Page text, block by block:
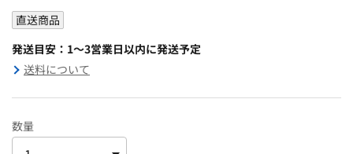
直送商品
発送目安：1～3営業日以内に発送予定
送料について
数量